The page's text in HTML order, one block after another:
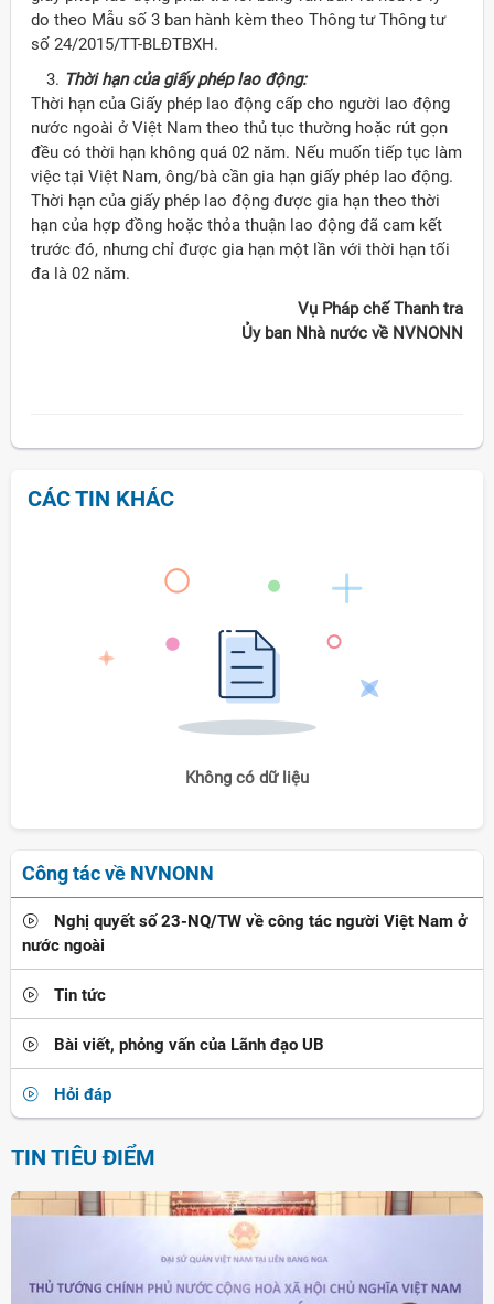
do theo Mẫu số 3 ban hành kèm theo Thông tư Thông tư
số 24/2015/TT-BLĐTBXH.
Thờihạncủagiấy phép lao động:
Thời hạn của Giấy phép lao động cấp cho người lao động
nước ngoài ở Việt Nam theo thủ tục thường hoặc rút gọn
đều có thời hạn không quá 02 năm. Nếu muốn tiếp tục làm
việc tại Việt Nam, ông/bà cần gia hạn giấy phép lao động.
Thời hạn của giấy phép lao động được gia hạn theo thời
hạn của hợp đồng hoặc thỏa thuận lao động đã cam kết
trước đó, nhưng chỉ được gia hạn một lần với thời hạn tối
đa là 02 năm.
Vụ Pháp chế Thanh tra
Ủy ban Nhà nước về NVNONN
CÁC TIN KHÁC
Không có dữ liệu
Công tác về NVNONN
Nghị quyết số 23-NQ/TW về công tác người Việt Nam ở
nước ngoài
Tin tức
Bài viết, phỏng vấn của Lãnh đạo UB
Hỏi đáp
TIN TIÊU ĐIỂM